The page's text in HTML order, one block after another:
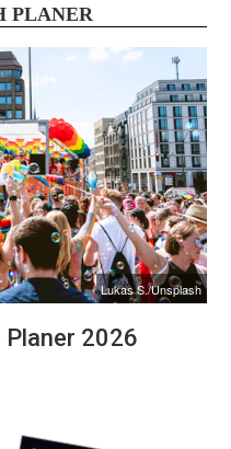
PLANER
Lukas S./Unsplash
Planer 2026